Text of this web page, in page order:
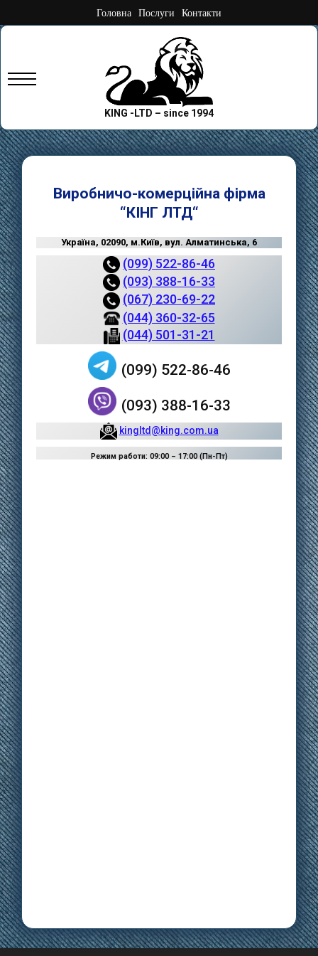
to
Головна Послуги Контакти
KING -LTD – since 1994
Primary
Виробничо-комерційна фірма
“КІНГ ЛТД“
Україна, 02090, м.Київ, вул. Алматинська, 6
(099) 522-86-46
(093) 388-16-33
(067) 230-69-22
(044) 360-32-65
(044) 501-31-21
(099) 522-86-46
(093) 388-16-33
kingltd@king.com.ua
Режим работи: 09:00 – 17:00 (Пн-Пт)